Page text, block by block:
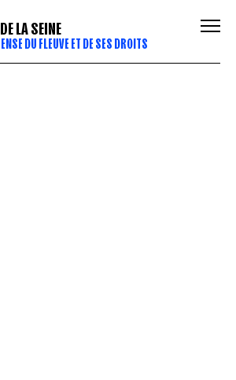
LA SEINE
DU FLEUVE ET DE SES DROITS